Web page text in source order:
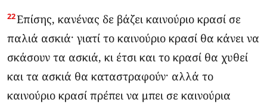
22Επίσης, κανένας δε βάζει καινούριο κρασί σε
παλιά ασκιά· γιατί το καινούριο κρασί θα κάνει να
σκάσουν τα ασκιά, κι έτσι και το κρασί θα χυθεί
και τα ασκιά θα καταστραφούν· αλλά το
καινούριο κρασί πρέπει να μπει σε καινούρια